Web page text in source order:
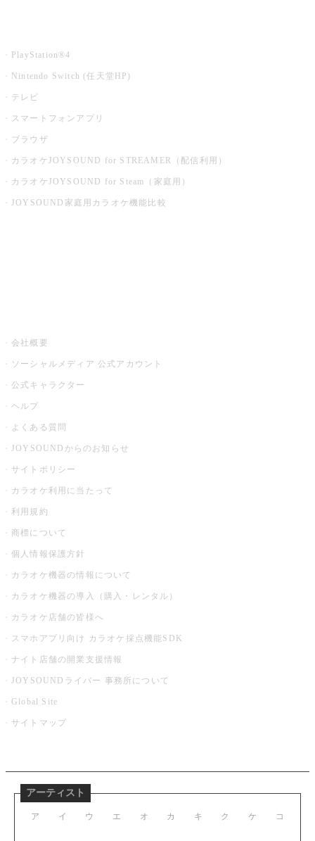
PlayStation®4
Nintendo Switch (任天堂HP)
テレビ
スマートフォンアプリ
ブラウザ
カラオケJOYSOUND for STREAMER（配信利用）
カラオケJOYSOUND for Steam（家庭用）
JOYSOUND家庭用カラオケ機能比較
会社概要
ソーシャルメディア 公式アカウント
公式キャラクター
ヘルプ
よくある質問
JOYSOUNDからのお知らせ
サイトポリシー
カラオケ利用に当たって
利用規約
商標について
個人情報保護方針
カラオケ機器の情報について
カラオケ機器の導入（購入・レンタル）
カラオケ店舗の皆様へ
スマホアプリ向け カラオケ採点機能SDK
ナイト店舗の開業支援情報
JOYSOUNDライバー 事務所について
Global Site
サイトマップ
アーティスト
ア イ ウ エ オ カ キ ク ケ コ